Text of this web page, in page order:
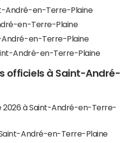
André-en-Terre-Plaine
en-Terre-Plaine
André-en-Terre-Plaine
André-en-Terre-Plaine
officiels à Saint-André-
2026 à Saint-André-en-Terre-
André-en-Terre-Plaine